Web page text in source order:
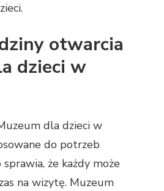
otwarcia
dzieci w
dla dzieci w
do potrzeb
że każdy może
na wizytę. Muzeum